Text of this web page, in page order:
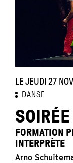
LE JEUDI 27
DANSE
FORMATION
INTERPRÈTE
Arno